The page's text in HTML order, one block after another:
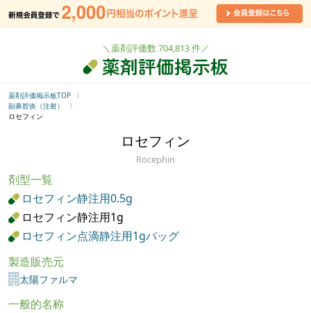
＼薬剤評価数 704,813 件／
薬剤評価掲示板TOP
副鼻腔炎（注射）
ロセフィン
ロセフィン
Rocephin
剤型一覧
ロセフィン静注用0.5g
ロセフィン静注用1g
ロセフィン点滴静注用1gバッグ
製造販売元
太陽ファルマ
一般的名称